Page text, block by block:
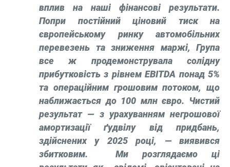
вплив на наші фінансові результати.
Попри постійний ціновий тиск на
європейському ринку автомобільних
перевезень та зниження маржі, Група
все ж продемонструвала солідну
прибутковість з рівнем EBITDA понад 5%
та операційним грошовим потоком, що
наближається до 100 млн євро. Чистий
результат — з урахуванням негрошової
амортизації ґудвілу від придбань,
здійснених у 2025 році, — виявився
збитковим. Ми розглядаємо ці